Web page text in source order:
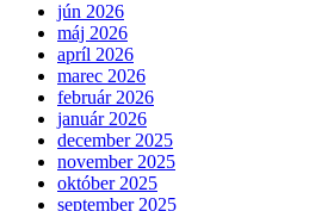
jún 2026
máj 2026
apríl 2026
marec 2026
február 2026
január 2026
december 2025
november 2025
október 2025
september 2025